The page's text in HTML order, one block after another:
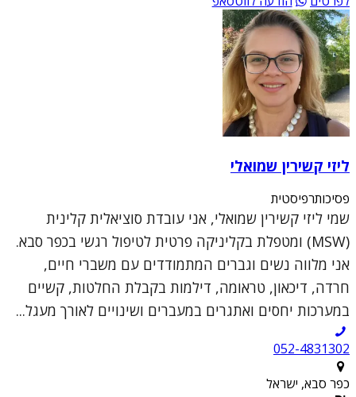
ליזי קשירין שמואלי
פסיכותרפיסטית
שמי ליזי קשירין שמואלי, אני עובדת סוציאלית קלינית
(MSW) ומטפלת בקליניקה פרטית לטיפול רגשי בכפר סבא.
אני מלווה נשים וגברים המתמודדים עם משברי חיים,
חרדה, דיכאון, טראומה, דילמות בקבלת החלטות, קשיים
במערכות יחסים ואתגרים במעברים ושינויים לאורך מעגל...
052-4831302
כפר סבא, ישראל